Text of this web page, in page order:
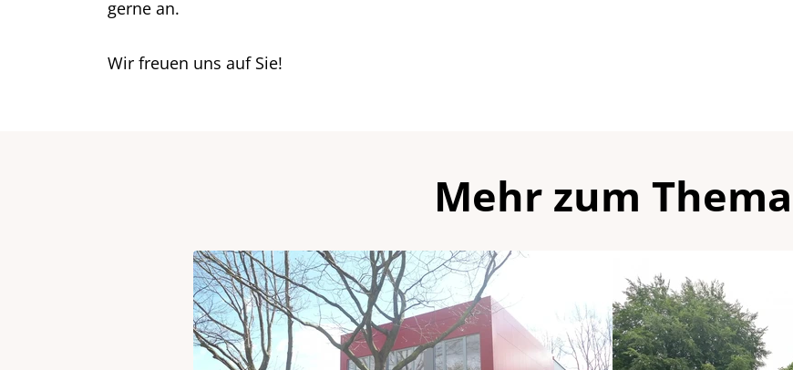
gerne an.
Wir freuen uns auf Sie!
Mehr zum Thema